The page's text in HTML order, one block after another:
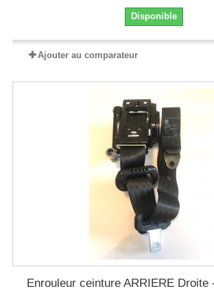
Disponible
Ajouter au comparateur
Enrouleur ceinture ARRIERE Droite